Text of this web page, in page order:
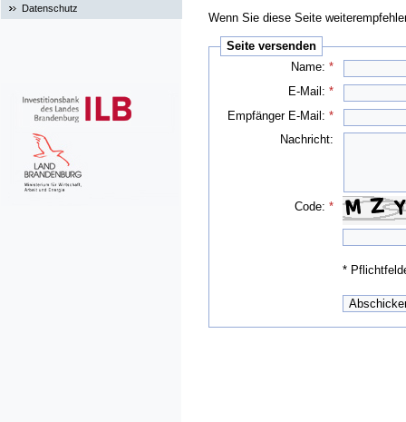
Datenschutz
Wenn Sie diese Seite
Seite versenden
Name:*
E-Mail:*
Empfänger E-Mail:*
Nachricht:
Code:*
*